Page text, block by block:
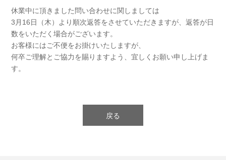
休業中に頂きました問い合わせに関しましては
3月16日（木）より順次返答をさせていただきますが、返答が日
数をいただく場合がございます。
お客様にはご不便をお掛けいたしますが、
何卒ご理解とご協力を賜りますよう、宜しくお願い申し上げま
す。
戻る